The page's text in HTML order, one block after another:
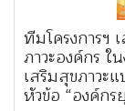
ทีมโครงการฯ
ภาวะองค์กร ใ
เสริมสุขภาวะ
หัวข้อ “องค์กร